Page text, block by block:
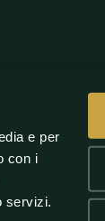
e per
con i
servizi.